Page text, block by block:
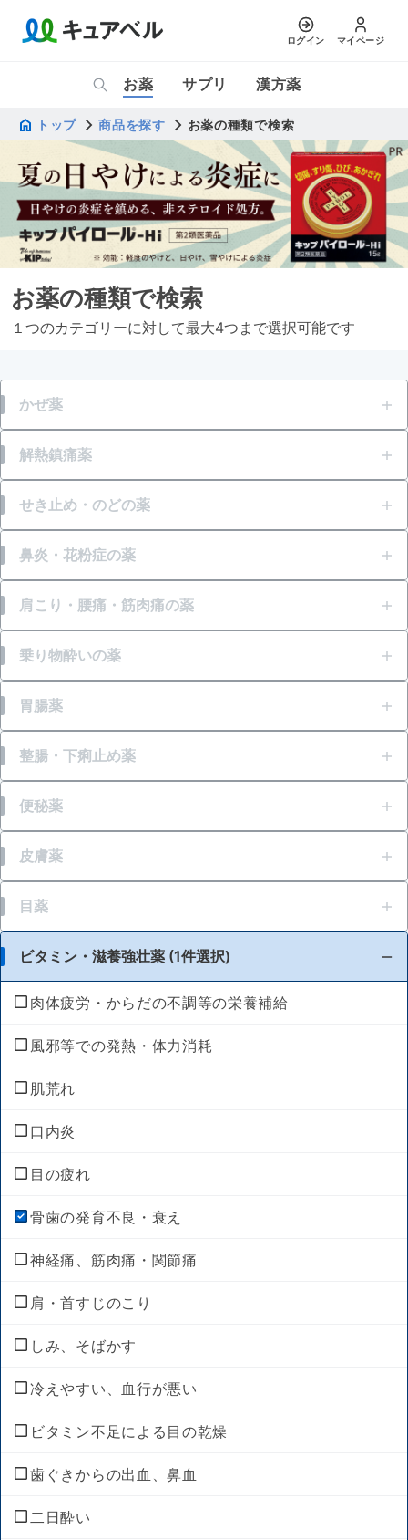
ログイン マイページ
お薬 サプリ 漢方薬
トップ 商品を探す お薬の種類で検索
お薬の種類で検索
１つのカテゴリーに対して最大4つまで選択可能です
かぜ薬
発熱
頭痛
鼻水
鼻づまり
せき
たん
のどの痛み・はれ
解熱鎮痛薬
発熱
頭痛
生理痛
歯痛
せき止め・のどの薬
せき
ゼーゼー、ヒューヒュー音の呼吸
のどの痛み・はれ
鼻炎・花粉症の薬
鼻水
鼻づまり
くしゃみ
肩こり・腰痛・筋肉痛の薬
肩こり
腰痛
筋肉痛
関節痛
乗り物酔いの薬
乗物酔いによるはきけ
乗物酔いによるめまい
乗物酔いによる頭痛
胃腸薬
胃痛
胸焼け
はきけ・むかつき
胃もたれ・胃部不快感
整腸・下痢止め薬
食あたり・水あたりによる下痢
腹痛を伴う下痢
暴飲暴食・寝冷えによる下痢
消化不良による下痢
整腸（便通を整えたい）
腹部膨満感
便秘薬
急性便秘（生活環境が変わったときなど）
便秘（食後の腹痛、コロコロ小さい便）
加齢・運動不足による便秘、残便感・膨満感
便秘（便意感じにくい、固くて大きい便）
皮膚薬
かゆみ
虫さされ
目薬
目の疲れ
結膜充血
目のかすみ
目の乾き・コンタクトレンズ装着時の不快感
目のかゆみ
目のアレルギー（花粉等）
紫外線等による眼炎（雪目など）
結膜炎（はやり目）・ものもらい
ビタミン・滋養強壮薬 (1件選択)
肉体疲労・からだの不調等の栄養補給
風邪等での発熱・体力消耗
肌荒れ
口内炎
目の疲れ
骨歯の発育不良・衰え
神経痛、筋肉痛・関節痛
肩・首すじのこり
しみ、そばかす
冷えやすい、血行が悪い
ビタミン不足による目の乾燥
歯ぐきからの出血、鼻血
二日酔い